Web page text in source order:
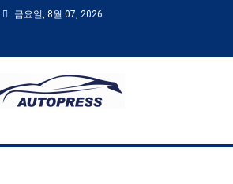
금요일, 8월 07, 2026